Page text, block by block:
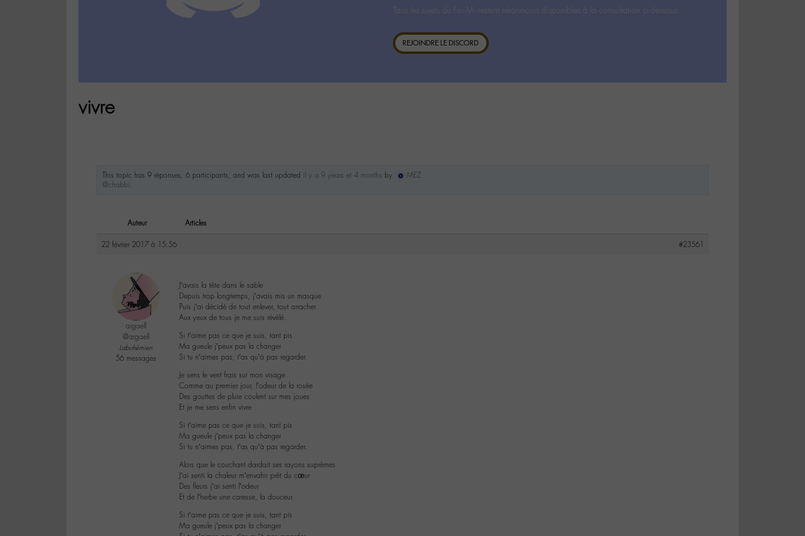
Tous les sujets du For-M- restent néanmoins disponibles à la consultation ci-dessous.
REJOINDRE LE DISCORD
vivre
This topic has 9 réponses, 6 participants, and was last updated il y a 9 years et 4 months by
MEZ
@chabbi.
Auteur Articles
22 février 2017 à 15:56 #23561
argaell
@argaell
Labohémien
56 messages
J’avais la tête dans le sable
Depuis trop longtemps, j’avais mis un masque
Puis j’ai décidé de tout enlever, tout arracher.
Aux yeux de tous je me suis révélé.
Si t’aime pas ce que je suis, tant pis
Ma gueule j’peux pas la changer
Si tu n’aimes pas, t’as qu’à pas regarder.
Je sens le vent frais sur mon visage
Comme au premier jour, l’odeur de la rosée
Des gouttes de pluie coulent sur mes joues
Et je me sens enfin vivre
Si t’aime pas ce que je suis, tant pis
Ma gueule j’peux pas la changer
Si tu n’aimes pas, t’as qu’à pas regarder.
Alors que le couchant dardait ses rayons suprêmes
J’ai senti la chaleur m’envahir prêt du cœur
Des fleurs j’ai senti l’odeur
Et de l’herbe une caresse, la douceur.
Si t’aime pas ce que je suis, tant pis
Ma gueule j’peux pas la changer